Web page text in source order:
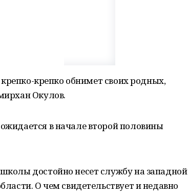
крепко обнимет своих родных,
Окулов.
в начале второй половины
достойно несет службу на западной
О чем свидетельствует и недавно